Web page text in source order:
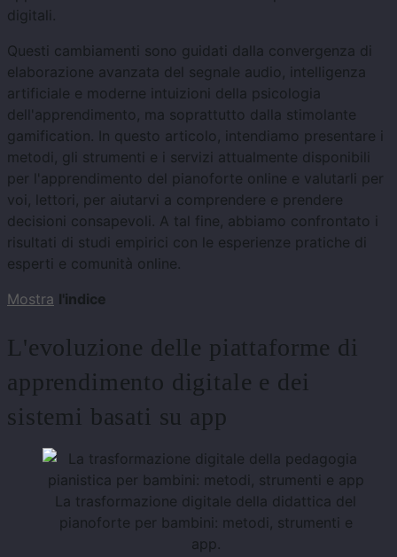
digitali.
Questi cambiamenti sono guidati dalla convergenza di
elaborazione avanzata del segnale audio, intelligenza
artificiale e moderne intuizioni della psicologia
dell'apprendimento, ma soprattutto dalla stimolante
gamification. In questo articolo, intendiamo presentare i
metodi, gli strumenti e i servizi attualmente disponibili
per l'apprendimento del pianoforte online e valutarli per
voi, lettori, per aiutarvi a comprendere e prendere
decisioni consapevoli. A tal fine, abbiamo confrontato i
risultati di studi empirici con le esperienze pratiche di
esperti e comunità online.
Mostra l'indice
L'evoluzione delle piattaforme di
apprendimento digitale e dei
sistemi basati su app
La trasformazione digitale della didattica del
pianoforte per bambini: metodi, strumenti e
app.